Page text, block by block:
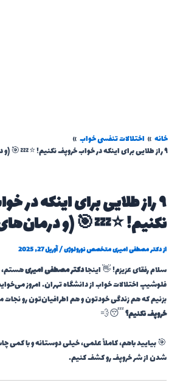
خانه
اختلالات تنفسی خواب
۹ راز طلایی برای اینکه در خواب خروپف نکنیم! ⭐💤🎯 (و درمان‌های حرفه‌ای آن)
۹ راز طلایی برای اینکه در
نکنیم! ⭐💤🎯 (و
ازدکتر مصطفی امیری متخصص نورولوژی/آوریل 27, 2025
سلام رفقای عزیزم! 👋 اینجادکتر مصطفی امیری
فلوشیپ اختلالات خواب از دانشگاه تهران. امروز
بزنیم که هم زندگی خودتون و هم اطرافیان‌تون رو
خروپف نکنیم؟😴💨
🎯 بیایید باهم، کاملاً علمی، خیلی دوستانه و با کمی
شدن از شر خروپف رو کشف کنیم.